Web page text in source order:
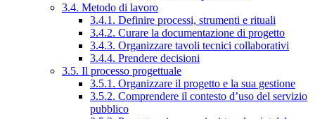
3.4. Metodo di lavoro
3.4.1. Definire processi, strumenti e rituali
3.4.2. Curare la documentazione di progetto
3.4.3. Organizzare tavoli tecnici collaborativi
3.4.4. Prendere decisioni
3.5. Il processo progettuale
3.5.1. Organizzare il progetto e la sua gestione
3.5.2. Comprendere il contesto d’uso del servizio
pubblico